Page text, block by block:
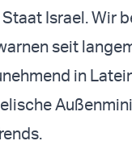
Israel. Wir
seit
in